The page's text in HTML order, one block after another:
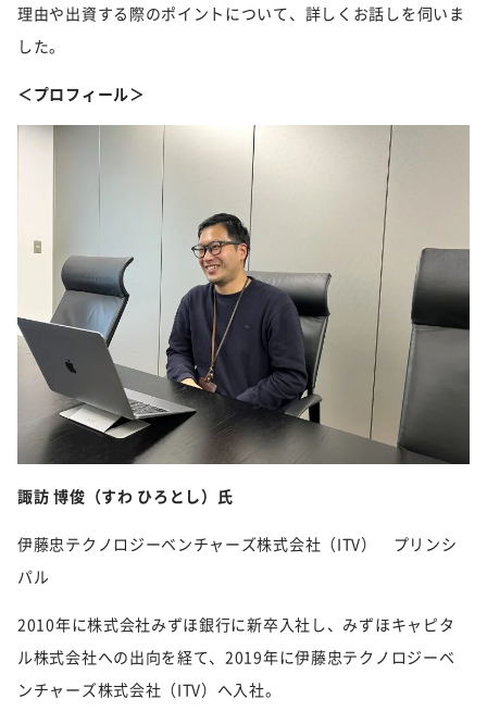
理由や出資する際のポイントについて、詳しくお話しを伺いま
した。
＜プロフィール＞
諏訪 博俊（すわ ひろとし）氏
伊藤忠テクノロジーベンチャーズ株式会社（ITV） プリンシ
パル
2010年に株式会社みずほ銀行に新卒入社し、みずほキャピタ
ル株式会社への出向を経て、2019年に伊藤忠テクノロジーベ
ンチャーズ株式会社（ITV）へ入社。